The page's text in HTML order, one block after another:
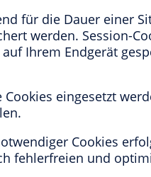
für die Dauer einer
werden. Session-
Ihrem Endgerät
eingesetzt
Cookies
fehlerfreien und